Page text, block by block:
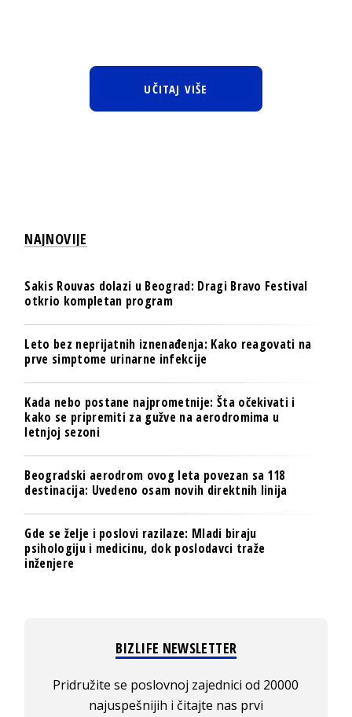
UČITAJ VIŠE
NAJNOVIJE
Sakis Rouvas dolazi u Beograd: Dragi Bravo Festival
otkrio kompletan program
Leto bez neprijatnih iznenađenja: Kako reagovati na
prve simptome urinarne infekcije
Kada nebo postane najprometnije: Šta očekivati i
kako se pripremiti za gužve na aerodromima u
letnjoj sezoni
Beogradski aerodrom ovog leta povezan sa 118
destinacija: Uvedeno osam novih direktnih linija
Gde se želje i poslovi razilaze: Mladi biraju
psihologiju i medicinu, dok poslodavci traže
inženjere
BIZLIFE NEWSLETTER
Pridružite se poslovnoj zajednici od 20000
najuspešnijih i čitajte nas prvi